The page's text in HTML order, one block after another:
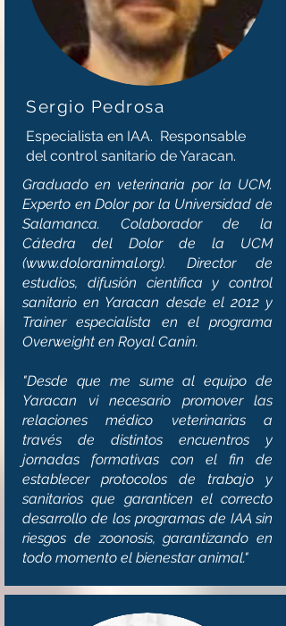
Sergio Pedrosa
Especialista en IAA. Responsable
del control sanitario de Yaracan.
Graduado en veterinaria por la UCM.
Experto en Dolor por la Universidad de
Salamanca. Colaborador de la
Cátedra del Dolor de la UCM
(www.doloranimal.org). Director de
estudios, difusión científica y control
sanitario en Yaracan desde el 2012 y
Trainer especialista en el programa
Overweight en Royal Canin.
"Desde que me sume al equipo de
Yaracan vi necesario promover las
relaciones médico veterinarias a
través de distintos encuentros y
jornadas formativas con el fin de
establecer protocolos de trabajo y
sanitarios que garanticen el correcto
desarrollo de los programas de IAA sin
riesgos de zoonosis, garantizando en
todo momento el bienestar animal."